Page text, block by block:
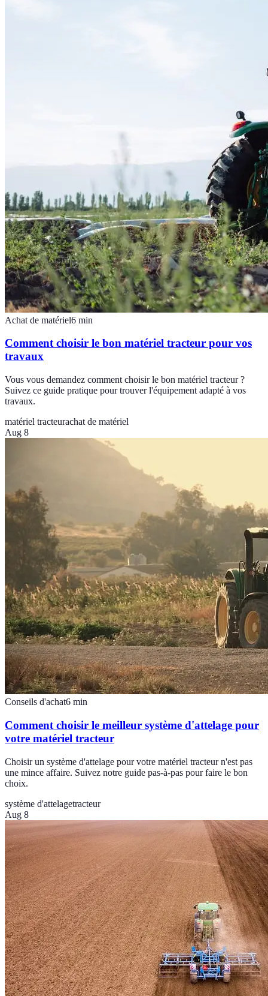
Achat de matériel6 min
Comment choisir le bon matériel tracteur pour vos
travaux
Vous vous demandez comment choisir le bon matériel tracteur ?
Suivez ce guide pratique pour trouver l'équipement adapté à vos
travaux.
matériel tracteurachat de matériel
Aug 8
Conseils d'achat6 min
Comment choisir le meilleur système d'attelage pour
votre matériel tracteur
Choisir un système d'attelage pour votre matériel tracteur n'est pas
une mince affaire. Suivez notre guide pas-à-pas pour faire le bon
choix.
système d'attelagetracteur
Aug 8